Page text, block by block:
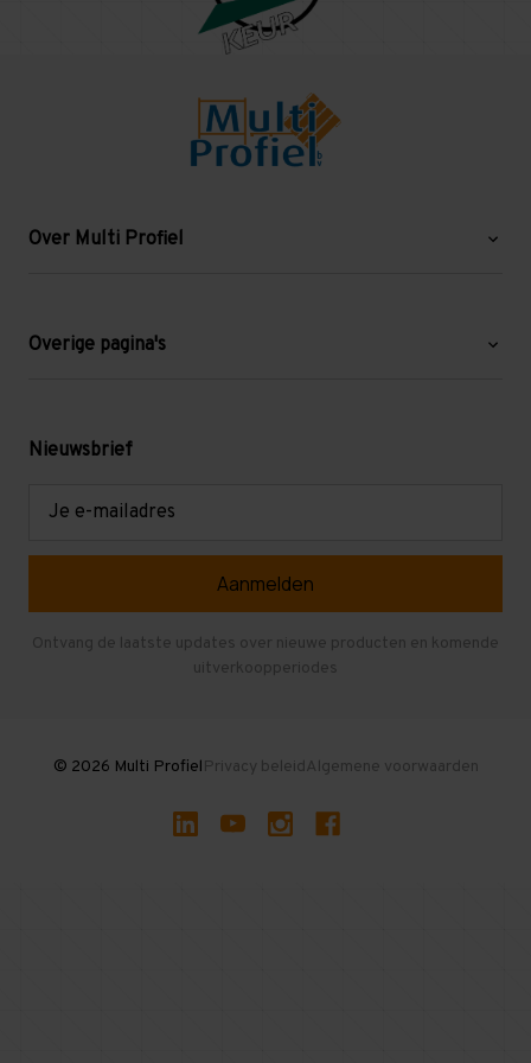
Over Multi Profiel
Blog
Levering en afhalen
Overige pagina's
Mezzanine
Gebruikte entresolvloeren
Nieuwsbrief
Ontvang de laatste updates over nieuwe producten en komende
uitverkoopperiodes
© 2026 Multi ProfielPrivacy beleidAlgemene voorwaarden